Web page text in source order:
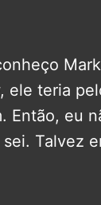
ele teria
Então, eu
Talvez